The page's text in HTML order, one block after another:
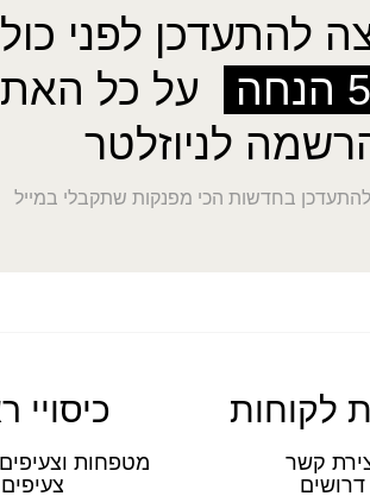
להתעדכן לפני
על כל
לניוזלטר
להתעדכן בחדשות הכי מפנקות שתקבלי במייל
לקוחות
קשר
דרושים
כיסויי
מטפחות
צעיפים